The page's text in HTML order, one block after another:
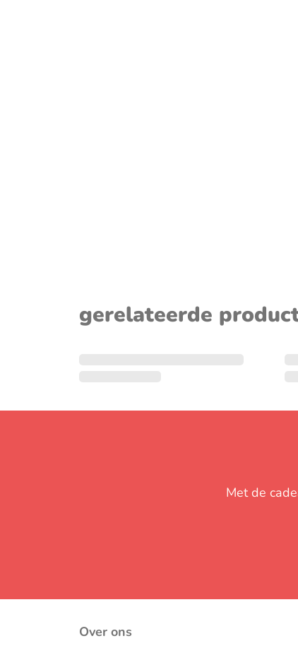
gerelateerde
Met de
Over ons